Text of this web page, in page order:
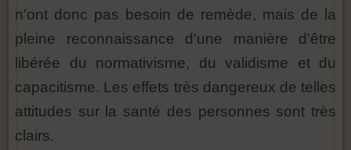
n'ont donc pas besoin de remède, mais de la
pleine reconnaissance d'une manière d'être
libérée du normativisme, du validisme et du
capacitisme. Les effets très dangereux de telles
attitudes sur la santé des personnes sont très
clairs.